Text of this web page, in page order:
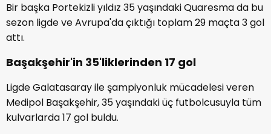
Bir başka Portekizli yıldız 35 yaşındaki Quaresma da bu
sezon ligde ve Avrupa'da çıktığı toplam 29 maçta 3 gol
attı.
Başakşehir'in 35'liklerinden 17 gol
Ligde Galatasaray ile şampiyonluk mücadelesi veren
Medipol Başakşehir, 35 yaşındaki üç futbolcusuyla tüm
kulvarlarda 17 gol buldu.